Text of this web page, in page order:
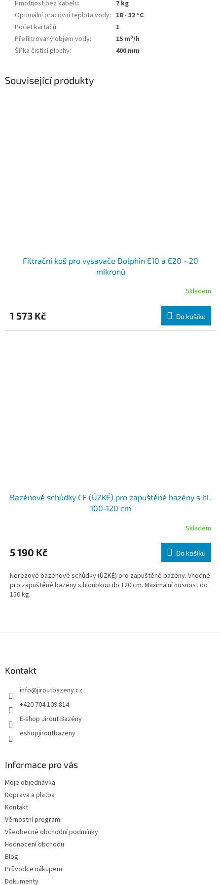
Hmotnost bez kabelu:
7 kg
Optimální pracovní teplota vody: 18 - 32 °C
Počet kartáčů:
1
Přefiltrovaný objem vody:
15 m³/h
Šířka čistící plochy: 400 mm
Související produkty
Filtrační koš pro vysavače Dolphin E10 a E20 - 20
mikronů
Skladem
1 573 Kč Do košíku
Bazénové schůdky CF (ÚZKÉ) pro zapuštěné bazény s hl.
100-120 cm
Skladem
5 190 Kč Do košíku
Nerezové bazénové schůdky (ÚZKÉ) pro zapuštěné bazény. Vhodné
pro zapuštěné bazény s hloubkou do 120 cm. Maximální nosnost do
150 kg.
Kontakt
info@jiroutbazeny.cz
+420 704 109 814
E-shop Jirout Bazény
eshopjiroutbazeny
Informace pro vás
Moje objednávka
Doprava a platba
Kontakt
Věrnostní program
Všeobecné obchodní podmínky
Hodnocení obchodu
Blog
Průvodce nákupem
Dokumenty